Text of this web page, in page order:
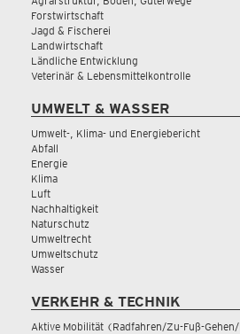
Forstwirtschaft
Jagd & Fischerei
Landwirtschaft
Ländliche Entwicklung
Veterinär & Lebensmittelkontrolle
UMWELT & WASSER
Umwelt-, Klima- und Energiebericht
Abfall
Energie
Klima
Luft
Nachhaltigkeit
Naturschutz
Umweltrecht
Umweltschutz
Wasser
VERKEHR & TECHNIK
Aktive Mobilität (Radfahren/Zu-Fuß-